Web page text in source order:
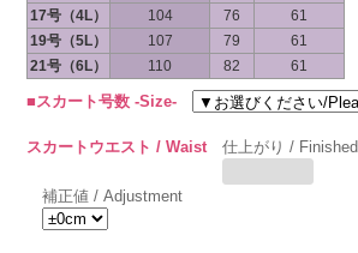
17号（4L）
104 76
61
19号（5L）
107 79
61
21号（6L）
110 82 61
■スカート号数 -Size-
スカートウエスト / Waist 仕上がり / Finished
補正値 / Adjustment